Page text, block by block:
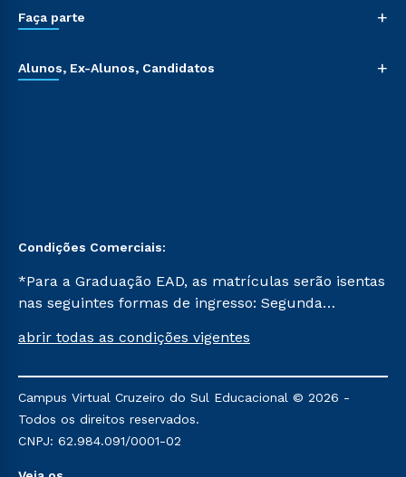
Faça parte +
Alunos, Ex-Alunos, Candidatos +
Condições Comerciais:
*Para a Graduação EAD, as matrículas serão isentas
nas seguintes formas de ingresso: Segunda
Já para as demais, a taxa de matrícula será de R$
mencionadas são referentes aos cursos: Ensino
Religioso, Geografia para a Docência e Metodologia
do Ensino de História: Questões Atuais.
abrir todas as condições vigentes
Campus Virtual Cruzeiro do Sul Educacional © 2026 -
Todos os direitos reservados.
CNPJ: 62.984.091/0001-02